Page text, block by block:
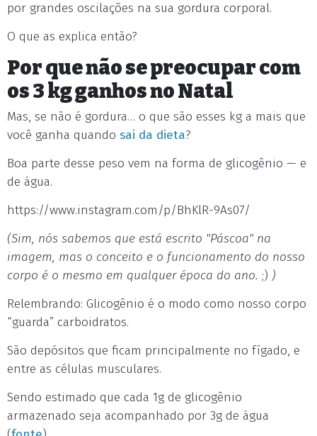
por grandes oscilações na sua gordura corporal.
O que as explica então?
Por que não se preocupar com
os 3 kg ganhos no Natal
Mas, se não é gordura… o que são esses kg a mais que
você ganha quando sai da dieta?
Boa parte desse peso vem na forma de glicogênio — e
de água.
https://www.instagram.com/p/BhKlR-9As07/
(Sim, nós sabemos que está escrito "Páscoa" na
imagem, mas o conceito e o funcionamento do nosso
corpo é o mesmo em qualquer época do ano. ;) )
Relembrando: Glicogênio é o modo como nosso corpo
“guarda” carboidratos.
São depósitos que ficam principalmente no fígado, e
entre as células musculares.
Sendo estimado que cada 1g de glicogênio
armazenado seja acompanhado por 3g de água